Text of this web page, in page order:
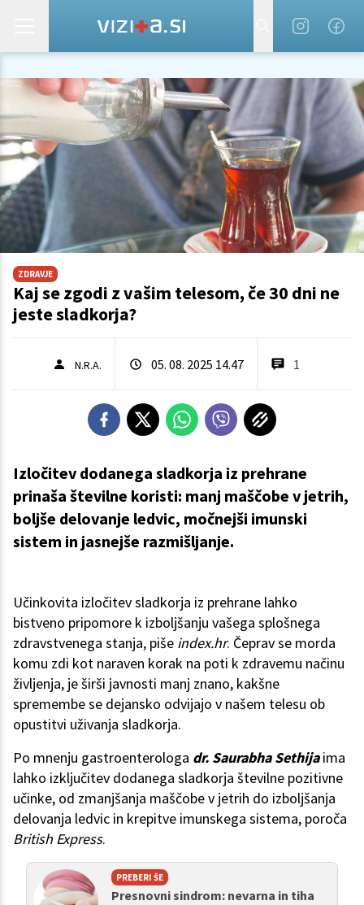
ZDRAVJE
Kaj se zgodi z vašim telesom, če 30 dni ne
jeste sladkorja?
N.R.A. 05. 08. 2025 14.47 1
Izločitev dodanega sladkorja iz prehrane
prinaša številne koristi: manj maščobe v jetrih,
boljše delovanje ledvic, močnejši imunski
sistem in jasnejše razmišljanje.
Učinkovita izločitev sladkorja iz prehrane lahko
bistveno pripomore k izboljšanju vašega splošnega
zdravstvenega stanja, piše index.hr. Čeprav se morda
komu zdi kot naraven korak na poti k zdravemu načinu
življenja, je širši javnosti manj znano, kakšne
spremembe se dejansko odvijajo v našem telesu ob
opustitvi uživanja sladkorja.
Po mnenju gastroenterologa dr. Saurabha Sethijaima
lahko izključitev dodanega sladkorja številne pozitivne
učinke, od zmanjšanja maščobe v jetrih do izboljšanja
delovanja ledvic in krepitve imunskega sistema, poroča
British Express.
PREBERI ŠE
Presnovni sindrom: nevarna in tiha